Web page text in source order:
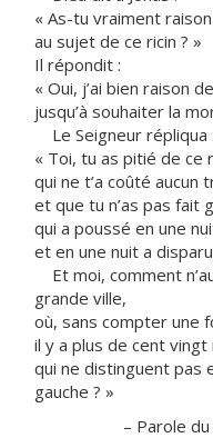
« As-tu vraiment
au sujet de ce ricin ? »
Il répondit :
« Oui, j’ai bien raison
jusqu’à souhaiter la
Le Seigneur répliqua :
« Toi, tu as pitié de ce
qui ne t’a coûté aucun
et que tu n’as pas fait
qui a poussé en une
et en une nuit a
Et moi, comment
grande ville,
où, sans compter une
il y a plus de cent
qui ne distinguent pas
gauche ? »
– Parole du